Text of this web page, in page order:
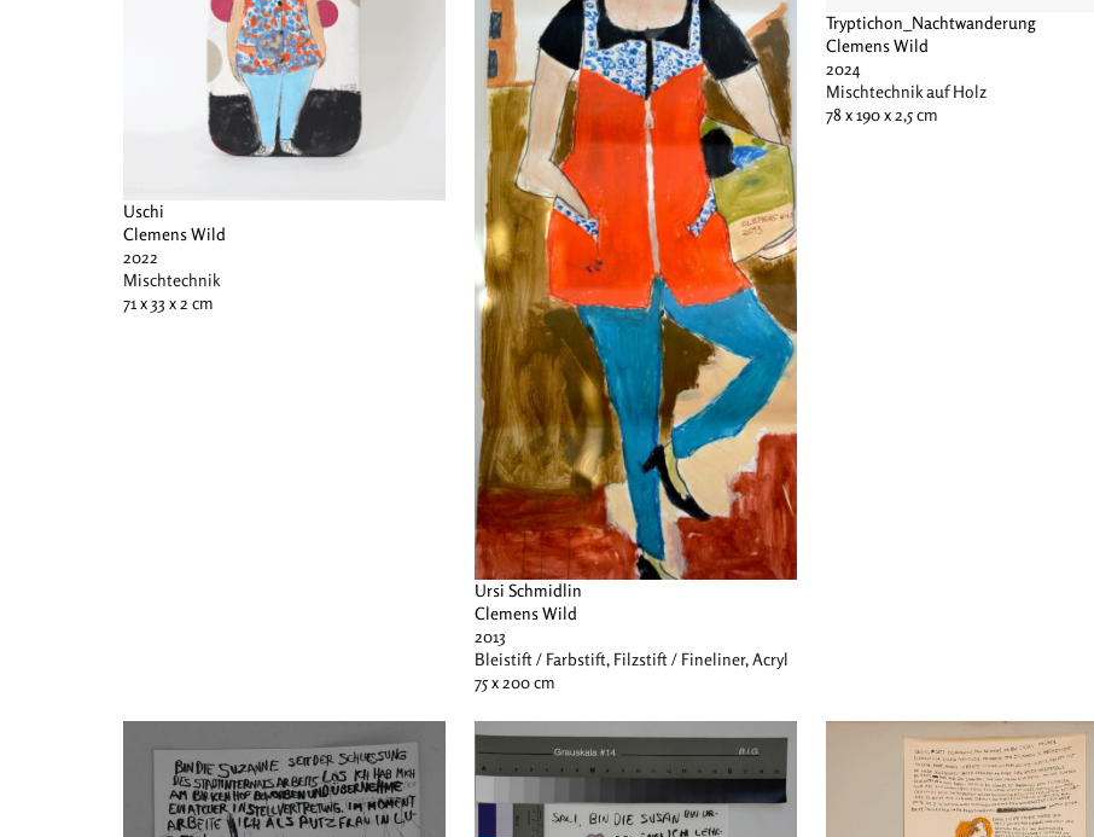
Uschi
Clemens Wild
2022
Mischtechnik
71 x 33 x 2 cm
Ursi Schmidlin
Clemens Wild
2013
Bleistift / Farbstift, Filzstift / Fineliner, Acryl
75 x 200 cm
Tryptichon_Nachtwanderung
Clemens Wild
2024
Mischtechnik auf Holz
78 x 190 x 2,5 cm